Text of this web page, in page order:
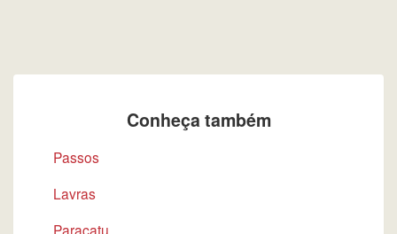
Conheça também
Passos
Lavras
Paracatu